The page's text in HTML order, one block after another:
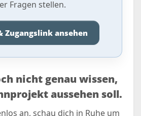
Fragen stellen.
Zugangslink ansehen
nicht genau wissen,
aussehen soll.
an, schau dich in Ruhe um